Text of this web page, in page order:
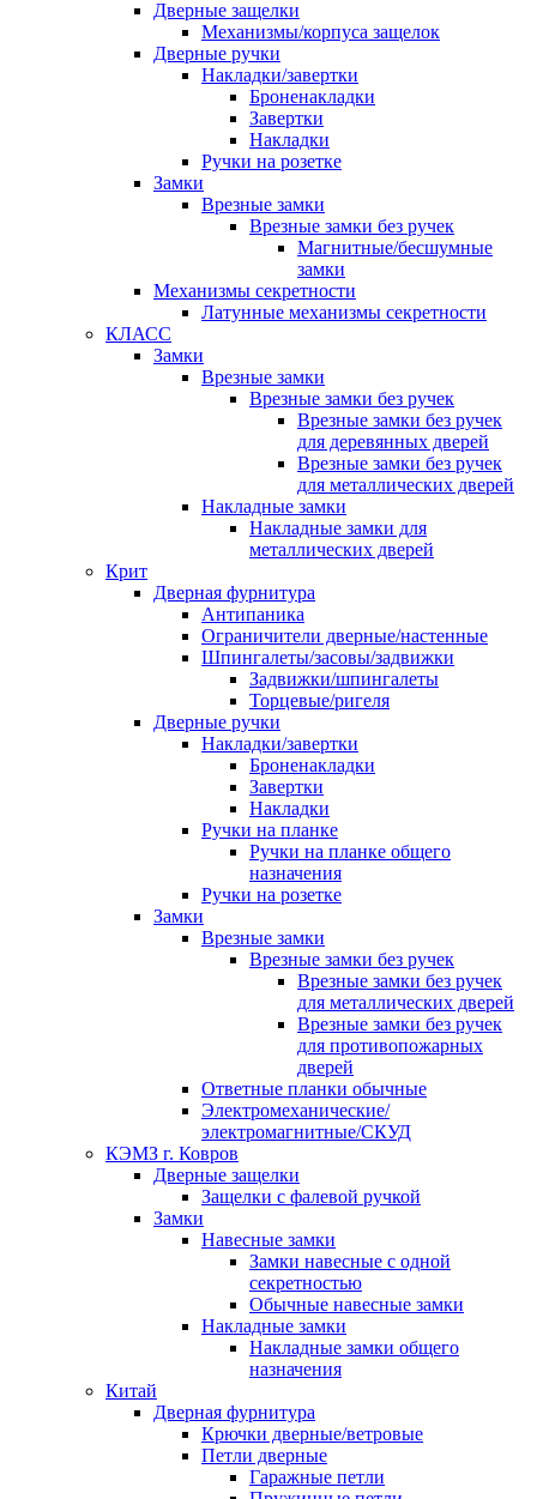
Дверные защелки
Механизмы/корпуса защелок
Дверные ручки
Накладки/завертки
Броненакладки
Завертки
Накладки
Ручки на розетке
Замки
Врезные замки
Врезные замки без ручек
Магнитные/бесшумные
замки
Механизмы секретности
Латунные механизмы секретности
КЛАСС
Замки
Врезные замки
Врезные замки без ручек
Врезные замки без ручек
для деревянных дверей
Врезные замки без ручек
для металлических дверей
Накладные замки
Накладные замки для
металлических дверей
Крит
Дверная фурнитура
Антипаника
Ограничители дверные/настенные
Шпингалеты/засовы/задвижки
Задвижки/шпингалеты
Торцевые/ригеля
Дверные ручки
Накладки/завертки
Броненакладки
Завертки
Накладки
Ручки на планке
Ручки на планке общего
назначения
Ручки на розетке
Замки
Врезные замки
Врезные замки без ручек
Врезные замки без ручек
для металлических дверей
Врезные замки без ручек
для противопожарных
дверей
Ответные планки обычные
Электромеханические/
электромагнитные/СКУД
КЭМЗ г. Ковров
Дверные защелки
Защелки с фалевой ручкой
Замки
Навесные замки
Замки навесные с одной
секретностью
Обычные навесные замки
Накладные замки
Накладные замки общего
назначения
Китай
Дверная фурнитура
Крючки дверные/ветровые
Петли дверные
Гаражные петли